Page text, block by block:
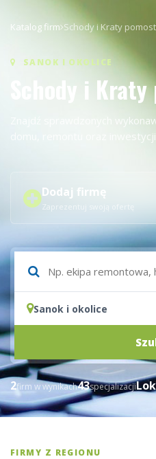
Katalog firm Schody i Kraty
SANOK I OKOLICE
Schody i
Znajdź sprawdzonych
domu, remontu oraz
Dodaj firmę
Zaprezentuj swoją ofertę
Czego szukasz?
Sanok i okolice
2firm w wynikach43specjalizacji
FIRMY Z REGIONU